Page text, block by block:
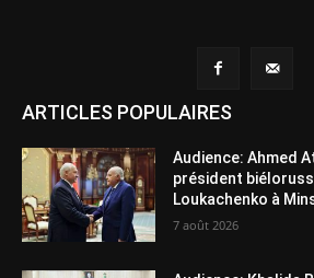
ARTICLES POPULAIRES
Audience: Ahmed
président
Loukachenko à
7 août 2026